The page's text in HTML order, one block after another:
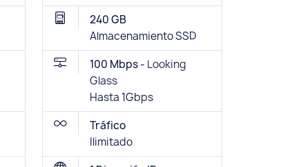
240 GB
Almacenamiento SSD
100 Mbps - Looking
Glass
Hasta 1Gbps
Tráfico
Ilimitado